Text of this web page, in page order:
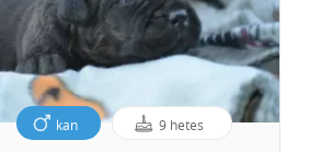
kan 9 hetes